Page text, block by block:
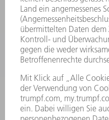
ANWENDUNGEN
BRANCHEN
UNTERNEHMEN
KARRIERE
STELLENANGEBOTE
UNTERNEHMENSPROFIL
GESCHÄFTSBERICHT
UNTERNEHMENSGRUNDSÄTZE
COMPLIANCE
HINWEISGEBERSYSTEM
SECURITY